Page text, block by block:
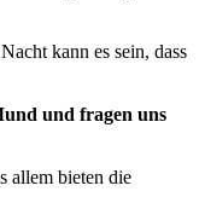
kann es sein, dass
und fragen uns
allem bieten die